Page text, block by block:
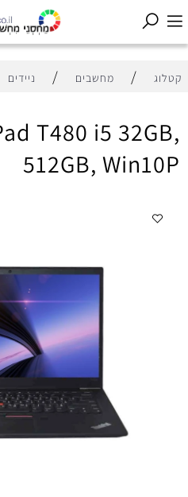
קטלוג / מחשבים / ניידים
T480 i5 32GB,
512GB, Win10P